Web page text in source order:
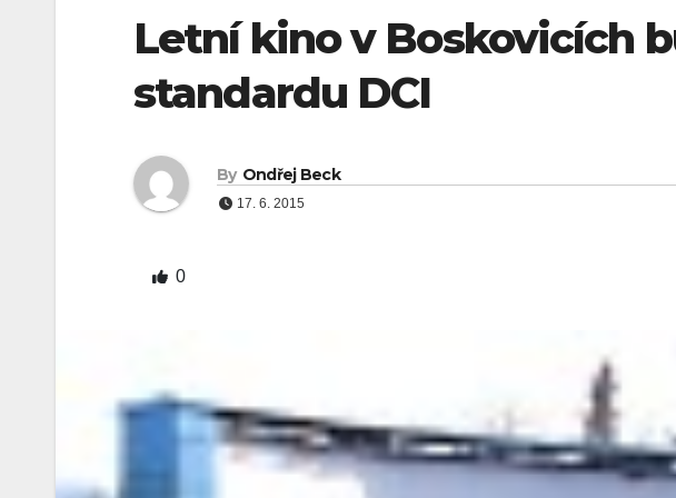
Letní kino v Boskovicích
standardu DCI
By Ondřej Beck
17. 6. 2015
0